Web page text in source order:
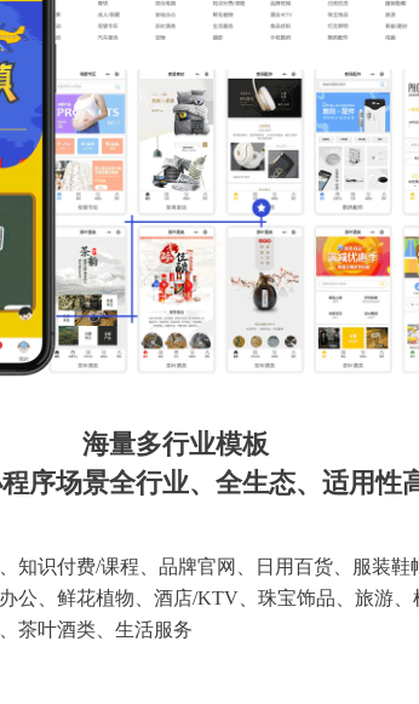
海量多行业模板
序场景全行业、全生态、适用性
知识付费/课程、品牌官网、日用百货、服装鞋
公、鲜花植物、酒店/KTV、珠宝饰品、旅游、
茶叶酒类、生活服务